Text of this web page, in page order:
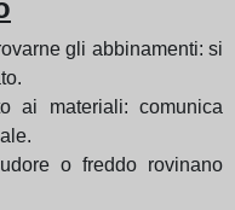
gli abbinamenti: si
ai materiali: comunica
o freddo rovinano